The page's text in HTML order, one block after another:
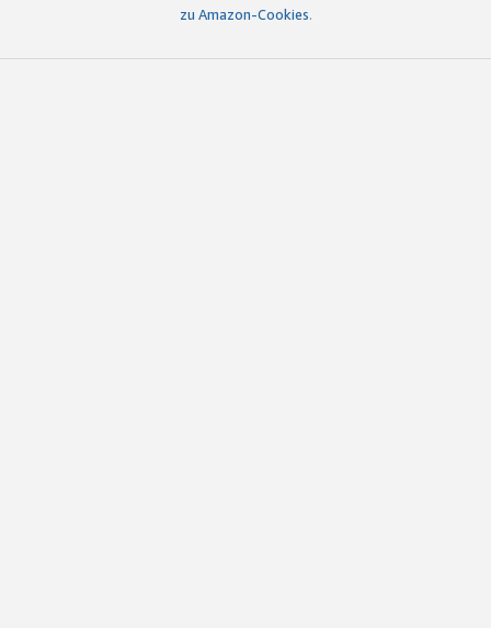
zu Amazon-Cookies.